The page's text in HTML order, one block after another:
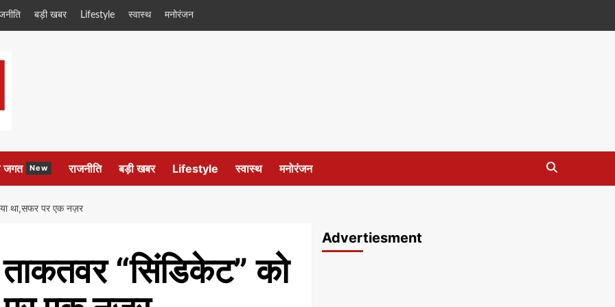
बड़ी खबर Lifestyle स्वास्थ मनोरंजन
New राजनीति बड़ी खबर Lifestyle स्वास्थ मनोरंजन
था,सफर पर एक नज़र
“सिंडिकेट” को
Advertiesment